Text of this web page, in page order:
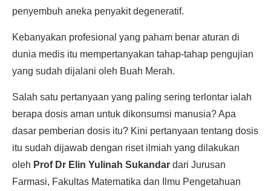
penyembuh aneka penyakit degeneratif.
Kebanyakan profesional yang paham benar aturan di
dunia medis itu mempertanyakan tahap-tahap pengujian
yang sudah dijalani oleh Buah Merah.
Salah satu pertanyaan yang paling sering terlontar ialah
berapa dosis aman untuk dikonsumsi manusia? Apa
dasar pemberian dosis itu? Kini pertanyaan tentang dosis
itu sudah dijawab dengan riset ilmiah yang dilakukan
oleh Prof Dr Elin Yulinah Sukandar dari Jurusan
Farmasi, Fakultas Matematika dan Ilmu Pengetahuan